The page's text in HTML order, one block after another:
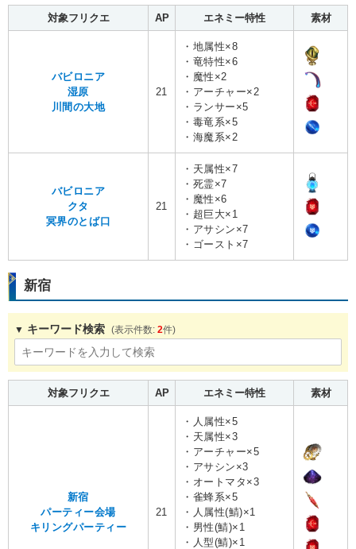
対象フリクエ AP エネミー特性 素材
バビロニア
湿原
川間の大地
21
・地属性×8
・竜特性×6
・魔性×2
・アーチャー×2
・ランサー×5
・毒竜系×5
・海魔系×2
バビロニア
クタ
冥界のとば口
21
・天属性×7
・死霊×7
・魔性×6
・超巨大×1
・アサシン×7
・ゴースト×7
新宿
キーワード検索 2
対象フリクエ AP エネミー特性 素材
新宿
パーティー会場
キリングパーティー
21
・人属性×5
・天属性×3
・アーチャー×5
・アサシン×3
・オートマタ×3
・雀蜂系×5
・人属性(鯖)×1
・男性(鯖)×1
・人型(鯖)×1